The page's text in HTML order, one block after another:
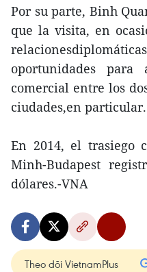
Por su parte, Binh
que la visita, en
oportunidades para
comercial entre los
ciudades,en particular.
En 2014, el trasiego
Minh-Budapest
dólares.-VNA
Theo dõi VietnamPlus